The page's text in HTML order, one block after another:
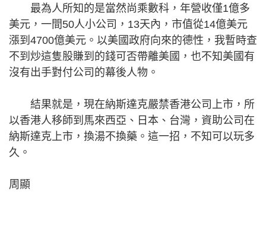
最為人所知的是當然尚乘數科，年營收僅1億多
美元，一間50人小公司，13天內，市值從14億美元
漲到4700億美元。以美國政府向來的德性，我暫時查
不到炒這隻股賺到的錢可否帶離美國，也不知美國有
沒有出手對付公司的幕後人物。
結果就是，現在納斯達克嚴禁香港公司上市，所
以香港人移師到馬來西亞、日本、台灣，資助公司在
納斯達克上市，換湯不換藥。這一招，不知可以玩多
久。
周顯